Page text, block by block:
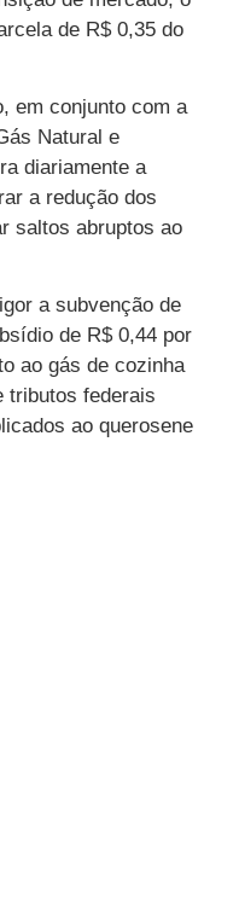
de R$ 0,35 do
em conjunto com a
Natural e
diariamente a
a redução dos
saltos abruptos ao
a subvenção de
de R$ 0,44 por
ao gás de cozinha
tributos federais
ao querosene